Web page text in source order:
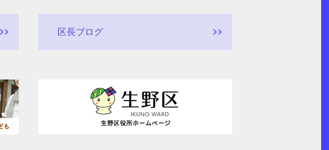
区長ブログ